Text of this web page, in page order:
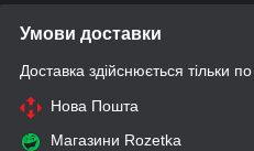
Умови доставки
Доставка здійснюється тільки
Нова Пошта
Магазини Rozetka